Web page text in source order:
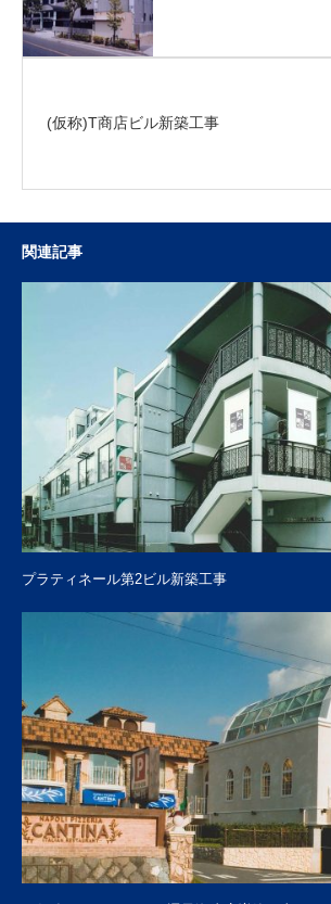
(仮称)T商店ビル新築工事
関連記事
プラティネール第2ビル新築工事